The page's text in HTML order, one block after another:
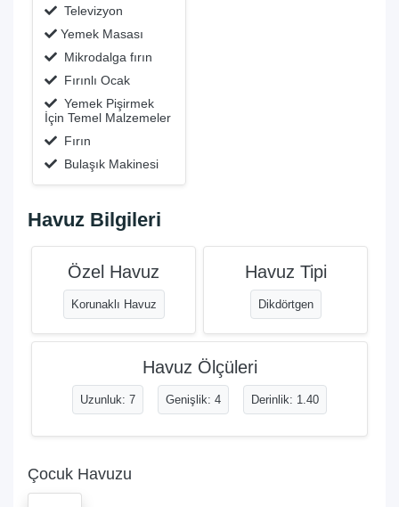
Televizyon
Yemek Masası
Mikrodalga fırın
Fırınlı Ocak
Yemek Pişirmek
İçin Temel Malzemeler
Fırın
Bulaşık Makinesi
Havuz Bilgileri
Özel Havuz
Korunaklı Havuz
Havuz Tipi
Dikdörtgen
Havuz Ölçüleri
Uzunluk: 7 Genişlik: 4 Derinlik: 1.40
Çocuk Havuzu